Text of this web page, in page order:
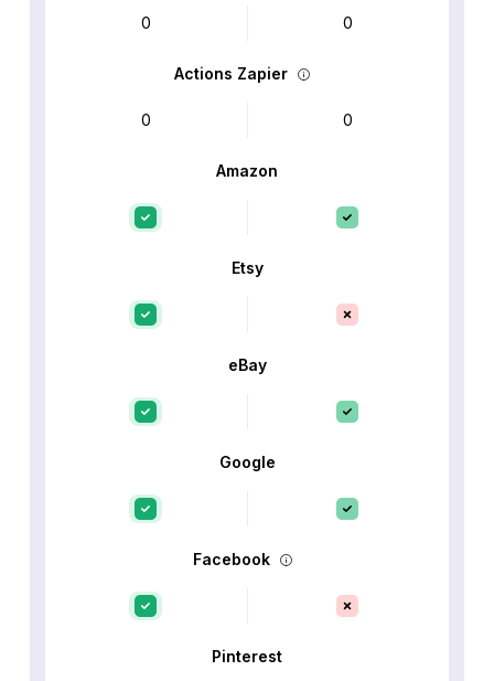
0 0
Actions Zapier
0 0
Amazon
Etsy
eBay
Google
Facebook
Pinterest